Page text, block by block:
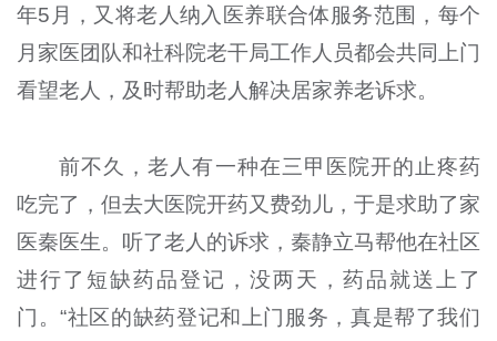
年5月，又将老人纳入医养联合体服务范围，每个
月家医团队和社科院老干局工作人员都会共同上门
看望老人，及时帮助老人解决居家养老诉求。
前不久，老人有一种在三甲医院开的止疼药
吃完了，但去大医院开药又费劲儿，于是求助了家
医秦医生。听了老人的诉求，秦静立马帮他在社区
进行了短缺药品登记，没两天，药品就送上了
门。“社区的缺药登记和上门服务，真是帮了我们